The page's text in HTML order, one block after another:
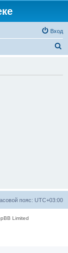
Вход
пояс: UTC+03:00
Limited